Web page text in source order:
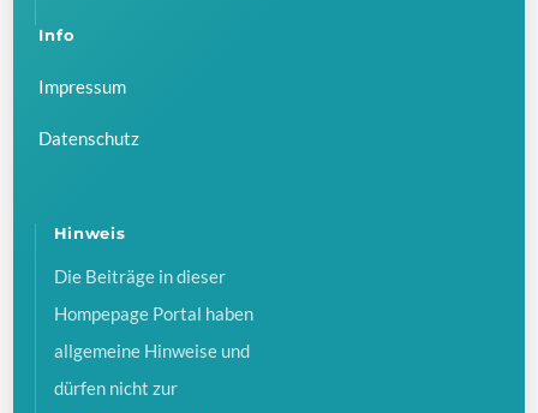
Info
Impressum
Datenschutz
Hinweis
Die Beiträge in dieser
Hompepage Portal haben
allgemeine Hinweise und
dürfen nicht zur